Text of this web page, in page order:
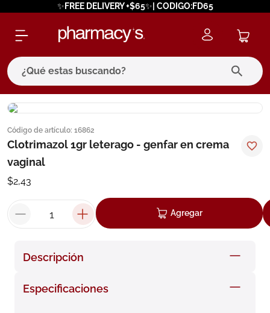
✨FREE DELIVERY +$65✨| CODIGO:FD65
¿Qué estas buscando?
Código de artículo: 16862
Clotrimazol 1gr leterago - genfar en crema
vaginal
$2,43
Agregar
Descripción
Especificaciones
términos más buscados
1. eucerin
cerave
7. isdin
roche posay